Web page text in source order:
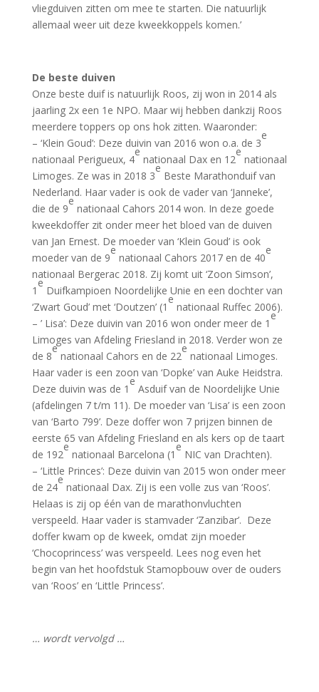
vliegduiven zitten om mee te starten. Die natuurlijk
allemaal weer uit deze kweekkoppels komen.’
De beste duiven
Onze beste duif is natuurlijk Roos, zij won in 2014 als
jaarling 2x een 1e NPO. Maar wij hebben dankzij Roos
meerdere toppers op ons hok zitten. Waaronder:
– ‘Klein Goud’: Deze duivin van 2016 won o.a. de 3
e
nationaal Perigueux, 4
e
nationaal Dax en 12
e
nationaal
Limoges. Ze was in 2018 3
e
Beste Marathonduif van
Nederland. Haar vader is ook de vader van ‘Janneke’,
die de 9
e
nationaal Cahors 2014 won. In deze goede
kweekdoffer zit onder meer het bloed van de duiven
van Jan Ernest. De moeder van ‘Klein Goud’ is ook
moeder van de 9
e
nationaal Cahors 2017 en de 40
e
nationaal Bergerac 2018. Zij komt uit ‘Zoon Simson’,
1
e
Duifkampioen Noordelijke Unie en een dochter van
‘Zwart Goud’ met ‘Doutzen’ (1
e
nationaal Ruffec 2006).
– ’ Lisa’: Deze duivin van 2016 won onder meer de 1
e
Limoges van Afdeling Friesland in 2018. Verder won ze
de 8
e
nationaal Cahors en de 22
e
nationaal Limoges.
Haar vader is een zoon van ‘Dopke’ van Auke Heidstra.
Deze duivin was de 1
e
Asduif van de Noordelijke Unie
(afdelingen 7 t/m 11). De moeder van ‘Lisa’ is een zoon
van ‘Barto 799’. Deze doffer won 7 prijzen binnen de
eerste 65 van Afdeling Friesland en als kers op de taart
de 192
e
nationaal Barcelona (1
e
NIC van Drachten).
– ‘Little Princes’: Deze duivin van 2015 won onder meer
de 24
e
nationaal Dax. Zij is een volle zus van ‘Roos’.
Helaas is zij op één van de marathonvluchten
verspeeld. Haar vader is stamvader ‘Zanzibar’. Deze
doffer kwam op de kweek, omdat zijn moeder
‘Chocoprincess’ was verspeeld. Lees nog even het
begin van het hoofdstuk Stamopbouw over de ouders
van ‘Roos’ en ‘Little Princess’.
… wordt vervolgd …